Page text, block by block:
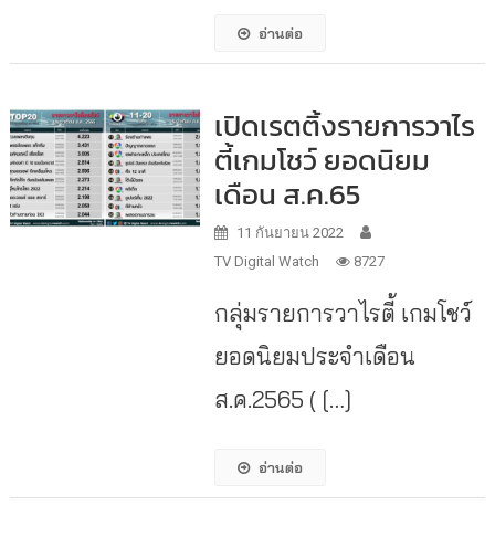
อ่านต่อ
เปิดเรตติ้งรายการวาไร
ตี้เกมโชว์ ยอดนิยม
เดือน ส.ค.65
11 กันยายน 2022
TV Digital Watch
8727
กลุ่มรายการวาไรตี้ เกมโชว์
ยอดนิยมประจำเดือน
ส.ค.2565 ( […]
อ่านต่อ